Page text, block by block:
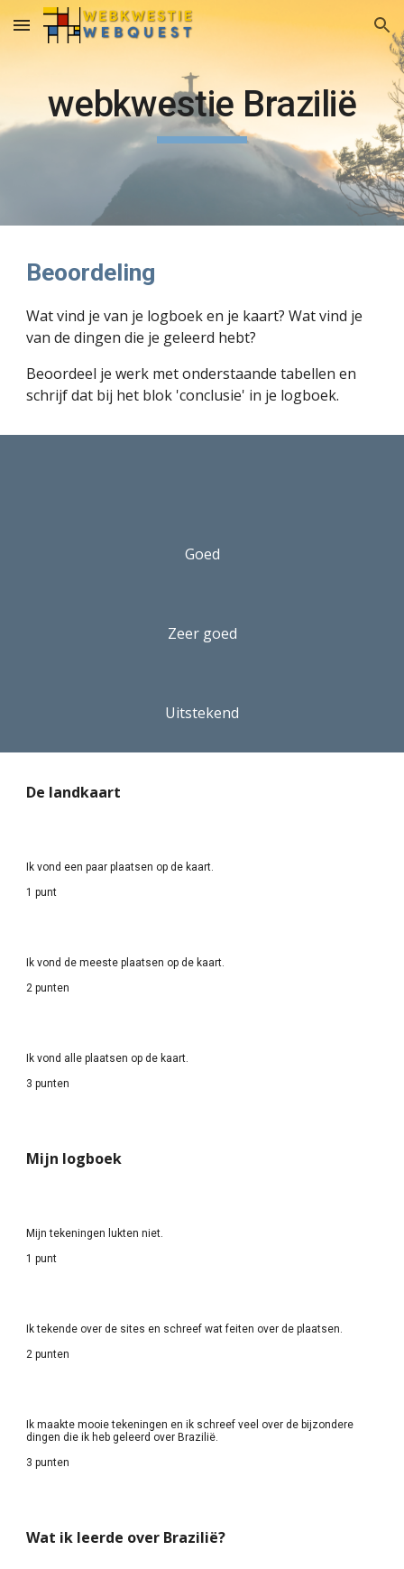
Skip to main content Skip to navigation
webkwestie Brazilië
Beoordeling
Wat vind je van je logboek en je kaart? Wat vind je
van de dingen die je geleerd hebt?
Beoordeel je werk met onderstaande tabellen en
schrijf dat bij het blok 'conclusie' in je logboek.
Goed
Zeer goed
Uitstekend
De landkaart
Ik vond een paar plaatsen op de kaart.
1 punt
Ik vond de meeste plaatsen op de kaart.
2 punten
Ik vond alle plaatsen op de kaart.
3 punten
Mijn logboek
Mijn tekeningen lukten niet.
1 punt
Ik tekende over de sites en schreef wat feiten over de plaatsen.
2 punten
Ik maakte mooie tekeningen en ik schreef veel over de bijzondere
dingen die ik heb geleerd over Brazilië.
3 punten
Wat ik leerde over Brazilië?